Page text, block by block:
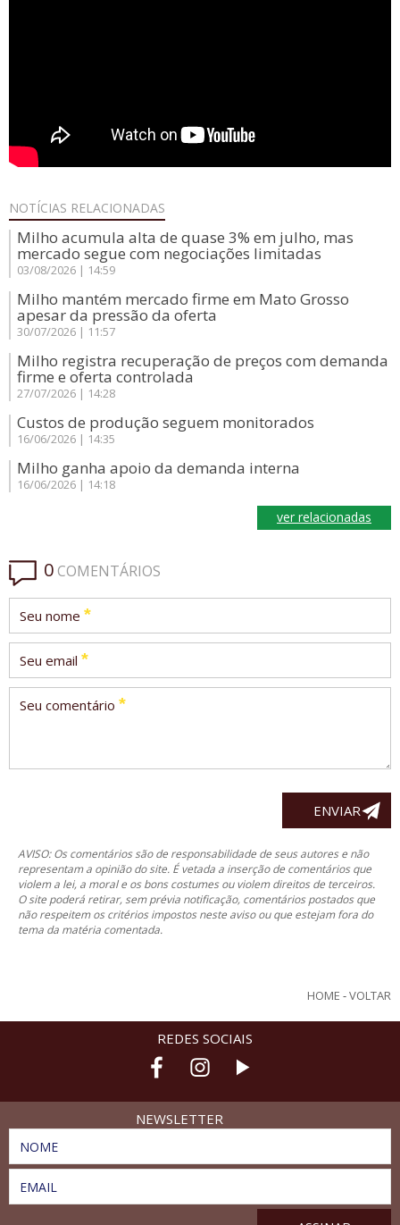
NOTÍCIAS RELACIONADAS
Milho acumula alta de quase 3% em julho, mas
mercado segue com negociações limitadas
03/08/2026 | 14:59
Milho mantém mercado firme em Mato Grosso
apesar da pressão da oferta
30/07/2026 | 11:57
Milho registra recuperação de preços com demanda
firme e oferta controlada
27/07/2026 | 14:28
Custos de produção seguem monitorados
16/06/2026 | 14:35
Milho ganha apoio da demanda interna
16/06/2026 | 14:18
ver relacionadas
0COMENTÁRIOS
Seu nome *
Seu email *
Seu comentário *
AVISO: Os comentários são de responsabilidade de seus autores e não
representam a opinião do site. É vetada a inserção de comentários que
violem a lei, a moral e os bons costumes ou violem direitos de terceiros.
O site poderá retirar, sem prévia notificação, comentários postados que
não respeitem os critérios impostos neste aviso ou que estejam fora do
tema da matéria comentada.
HOME -VOLTAR
REDES SOCIAIS
NEWSLETTER
NOME
EMAIL